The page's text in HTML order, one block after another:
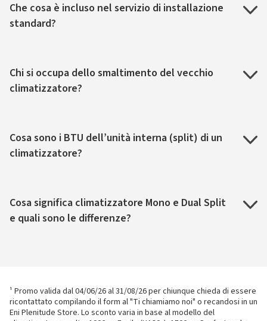
Che cosa è incluso nel servizio di installazione
standard?
Chi si occupa dello smaltimento del vecchio
climatizzatore?
Cosa sono i BTU dell’unità interna (split) di un
climatizzatore?
Cosa significa climatizzatore Mono e Dual Split
e quali sono le differenze?
¹ Promo valida dal 04/06/26 al 31/08/26 per chiunque chieda di essere
ricontattato compilando il form al "Ti chiamiamo noi" o recandosi in un
Eni Plenitude Store. Lo sconto varia in base al modello del